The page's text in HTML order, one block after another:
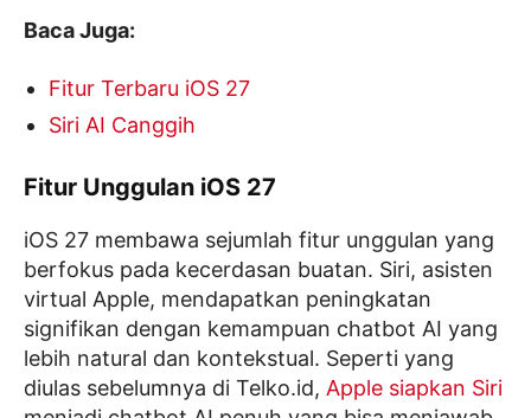
Baca Juga:
Fitur Terbaru iOS 27
Siri AI Canggih
Fitur Unggulan iOS 27
iOS 27 membawa sejumlah fitur unggulan yang
berfokus pada kecerdasan buatan. Siri, asisten
virtual Apple, mendapatkan peningkatan
signifikan dengan kemampuan chatbot AI yang
lebih natural dan kontekstual. Seperti yang
diulas sebelumnya di Telko.id, Apple siapkan Siri